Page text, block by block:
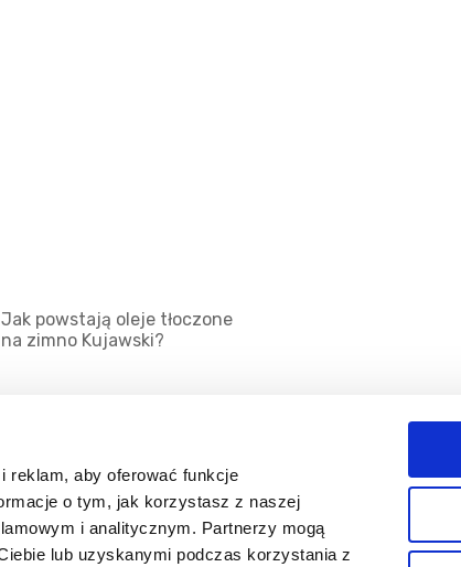
reklam, aby oferować funkcje
o tym, jak korzystasz z naszej
i analitycznym. Partnerzy mogą
lub uzyskanymi podczas korzystania z
Jak powstają oleje tłoczone
na zimno Kujawski?
Kategorie
Kontakt